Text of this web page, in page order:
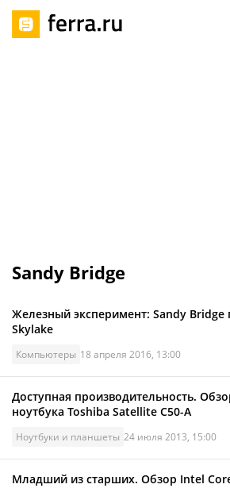
Sandy Bridge
Железный эксперимент: Sandy Bridge
Skylake
Компьютеры 18 апреля 2016, 13:00
Доступная производительность.
ноутбука Toshiba Satellite C50-A
Ноутбуки и планшеты 24 июля 2013, 15:00
Младший из старших. Обзор Intel